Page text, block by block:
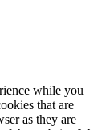
while you
that are
as they are